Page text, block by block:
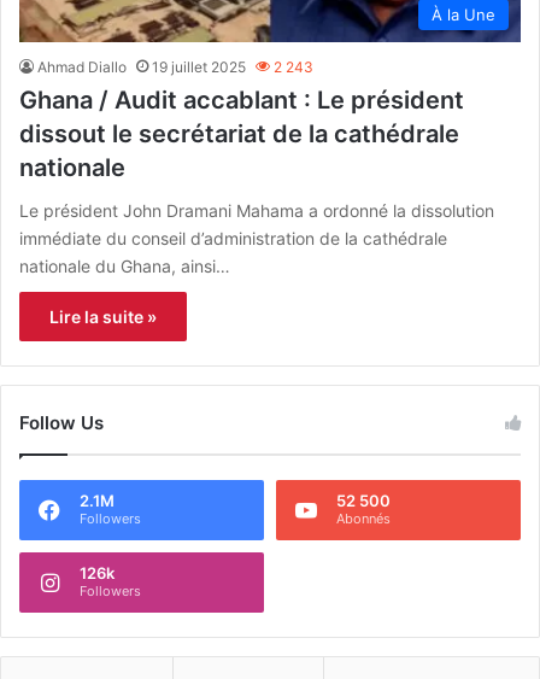
À la Une
Ahmad Diallo 19 juillet 2025 2 243
Ghana / Audit accablant : Le président
dissout le secrétariat de la cathédrale
nationale
Le président John Dramani Mahama a ordonné la dissolution
immédiate du conseil d’administration de la cathédrale
nationale du Ghana, ainsi…
Lire la suite »
Follow Us
2.1M
Followers
52 500
Abonnés
126k
Followers